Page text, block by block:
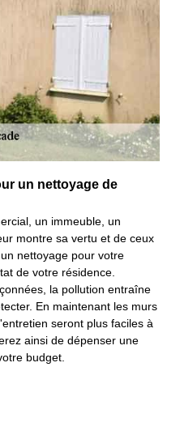
un nettoyage de
un immeuble, un
montre sa vertu et de ceux
nettoyage pour votre
de votre résidence.
la pollution entraîne
En maintenant les murs
seront plus faciles à
ainsi de dépenser une
budget.